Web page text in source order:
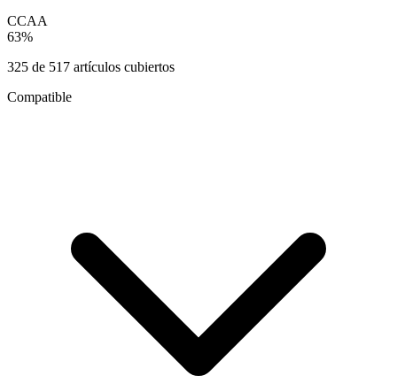
CCAA
63%
325 de 517 artículos cubiertos
Compatible